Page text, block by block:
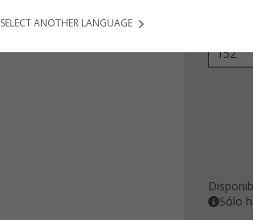
152
Sólo
SELECT ANOTHER LANGUAGE